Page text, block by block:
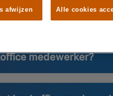
medewerker?
afwijzen Alle cookies